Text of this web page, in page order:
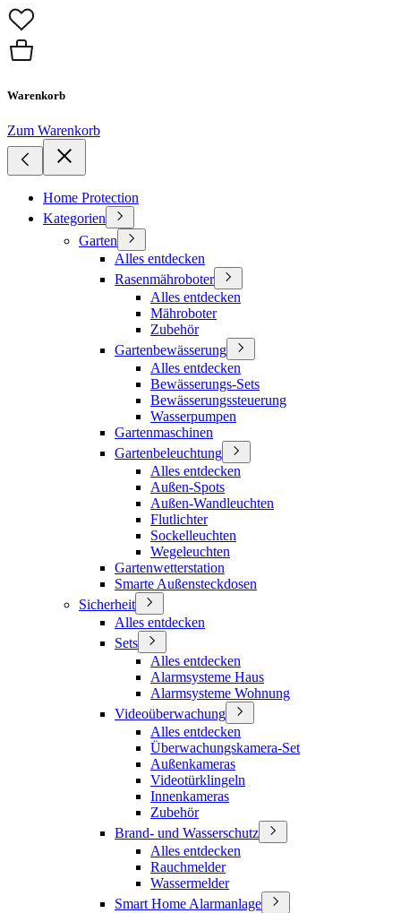
Warenkorb
Zum Warenkorb
Home Protection
Kategorien
Garten
Alles entdecken
Rasenmähroboter
Alles entdecken
Mähroboter
Zubehör
Gartenbewässerung
Alles entdecken
Bewässerungs-Sets
Bewässerungssteuerung
Wasserpumpen
Gartenmaschinen
Gartenbeleuchtung
Alles entdecken
Außen-Spots
Außen-Wandleuchten
Flutlichter
Sockelleuchten
Wegeleuchten
Gartenwetterstation
Smarte Außensteckdosen
Sicherheit
Alles entdecken
Sets
Alles entdecken
Alarmsysteme Haus
Alarmsysteme Wohnung
Videoüberwachung
Alles entdecken
Überwachungskamera-Set
Außenkameras
Videotürklingeln
Innenkameras
Zubehör
Brand- und Wasserschutz
Alles entdecken
Rauchmelder
Wassermelder
Smart Home Alarmanlage